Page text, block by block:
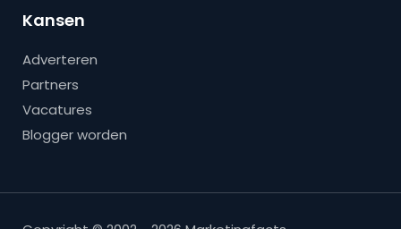
Kansen
Adverteren
Partners
Vacatures
Blogger worden